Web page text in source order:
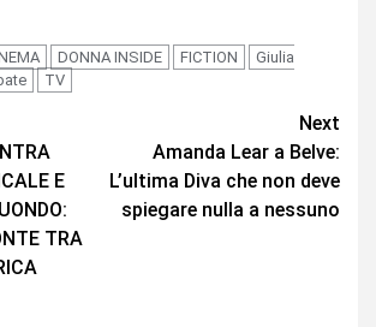
DONNA INSIDE FICTION
Giulia
TV
E
TRA
Next
Amanda Lear a Belve:
L’ultima Diva che non deve
spiegare nulla a nessuno